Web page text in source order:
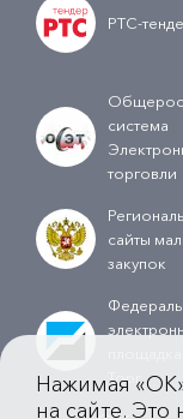
РТС-
система
торговли
сайты
закупок
Торг
Нажимая
на сайте. Это